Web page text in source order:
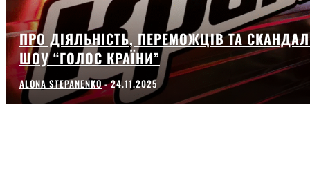
ПРО ДІЯЛЬНІСТЬ, ПЕРЕМОЖЦІВ ТА
ШОУ “ГОЛОС КРАЇНИ”
ALONA STEPANENKO - 24.11.2025